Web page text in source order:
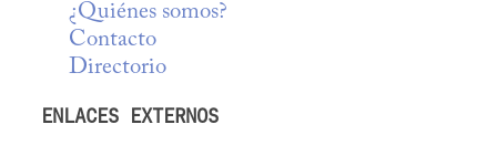
¿Quiénes somos?
Contacto
Directorio
ENLACES EXTERNOS